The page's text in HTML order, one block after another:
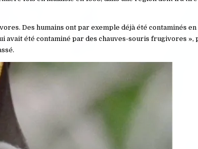
Des humains ont par exemple déjà été contaminés en
été contaminé par des chauves-souris frugivores »,